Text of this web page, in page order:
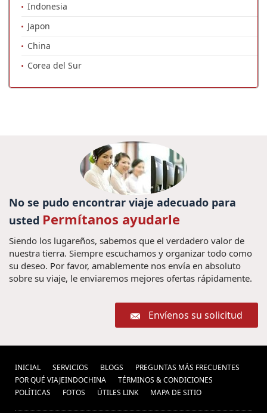
Indonesia
Japon
China
Corea del Sur
No se pudo encontrar viaje adecuado para
usted Permítanos ayudarle
Siendo los lugareños, sabemos que el verdadero valor de
nuestra tierra. Siempre escuchamos y organizar todo como
su deseo. Por favor, amablemente nos envía en absoluto
sobre su viaje, le enviaremos mejores ofertas rápidamente.
Envíenos su solicitud
INICIAL SERVICIOS BLOGS
PREGUNTAS MÁS FRECUENTES
POR QUÉ VIAJEINDOCHINA
TÉRMINOS & CONDICIONES
POLÍ­TICAS
FOTOS ÚTILES LINK MAPA DE SITIO